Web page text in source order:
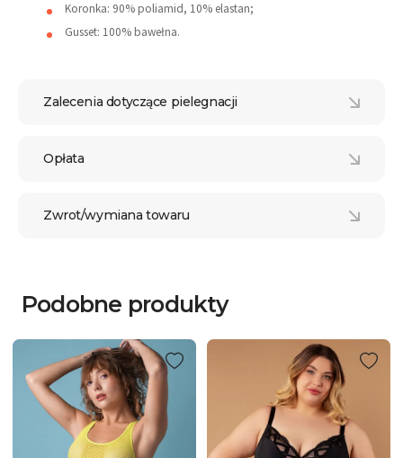
Koronka: 90% poliamid, 10% elastan;
Gusset: 100% bawełna.
Zalecenia dotyczące pielegnacji
Opłata
Zwrot/wymiana towaru
Podobne produkty